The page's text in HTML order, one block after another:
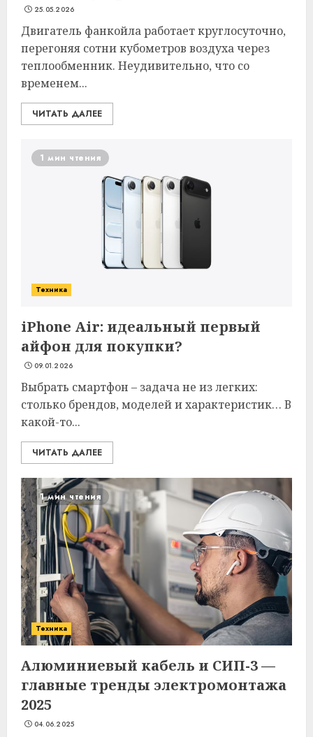
25.05.2026
Двигатель фанкойла работает круглосуточно,
перегоняя сотни кубометров воздуха через
теплообменник. Неудивительно, что со
временем...
ЧИТАТЬ ДАЛЕЕ
1 мин чтения
Техника
iPhone Air: идеальный первый
айфон для покупки?
09.01.2026
Выбрать смартфон – задача не из легких:
столько брендов, моделей и характеристик… В
какой-то...
ЧИТАТЬ ДАЛЕЕ
1 мин чтения
Техника
Алюминиевый кабель и СИП-3 —
главные тренды электромонтажа
2025
04.06.2025